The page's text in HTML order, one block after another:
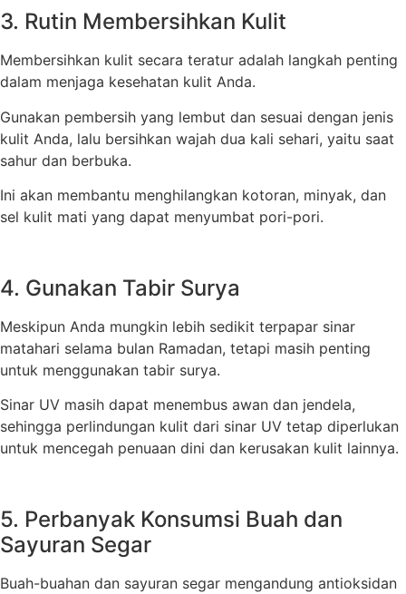
3. Rutin Membersihkan Kulit
Membersihkan kulit secara teratur adalah langkah penting
dalam menjaga kesehatan kulit Anda.
Gunakan pembersih yang lembut dan sesuai dengan jenis
kulit Anda, lalu bersihkan wajah dua kali sehari, yaitu saat
sahur dan berbuka.
Ini akan membantu menghilangkan kotoran, minyak, dan
sel kulit mati yang dapat menyumbat pori-pori.
4. Gunakan Tabir Surya
Meskipun Anda mungkin lebih sedikit terpapar sinar
matahari selama bulan Ramadan, tetapi masih penting
untuk menggunakan tabir surya.
Sinar UV masih dapat menembus awan dan jendela,
sehingga perlindungan kulit dari sinar UV tetap diperlukan
untuk mencegah penuaan dini dan kerusakan kulit lainnya.
5. Perbanyak Konsumsi Buah dan
Sayuran Segar
Buah-buahan dan sayuran segar mengandung antioksidan